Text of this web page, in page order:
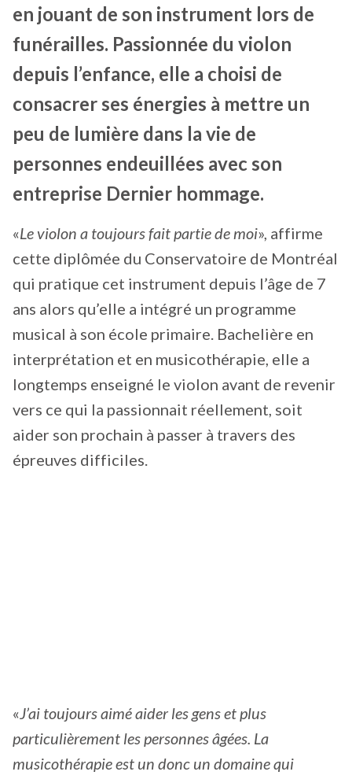
en jouant de son instrument lors de
funérailles. Passionnée du violon
depuis l’enfance, elle a choisi de
consacrer ses énergies à mettre un
peu de lumière dans la vie de
personnes endeuillées avec son
entreprise Dernier hommage.
«Le violon a toujours fait partie de moi», affirme
cette diplômée du Conservatoire de Montréal
qui pratique cet instrument depuis l’âge de 7
ans alors qu’elle a intégré un programme
musical à son école primaire. Bachelière en
interprétation et en musicothérapie, elle a
longtemps enseigné le violon avant de revenir
vers ce qui la passionnait réellement, soit
aider son prochain à passer à travers des
épreuves difficiles.
«J’ai toujours aimé aider les gens et plus
particulièrement les personnes âgées. La
musicothérapie est un donc un domaine qui